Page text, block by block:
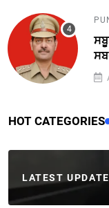
HOT CATEGORIES
LATEST UPDATE